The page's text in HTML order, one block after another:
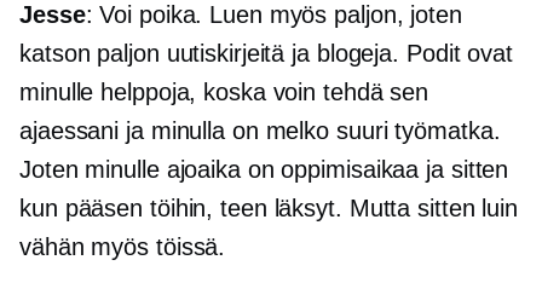
Jesse: Voi poika. Luen myös paljon, joten
katson paljon uutiskirjeitä ja blogeja. Podit ovat
minulle helppoja, koska voin tehdä sen
ajaessani ja minulla on melko suuri työmatka.
Joten minulle ajoaika on oppimisaikaa ja sitten
kun pääsen töihin, teen läksyt. Mutta sitten luin
vähän myös töissä.